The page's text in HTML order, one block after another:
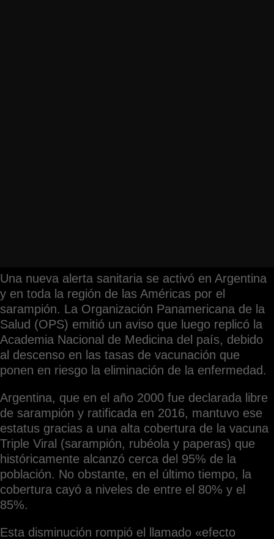
Una nueva alerta sanitaria se activó en Argentina
y en toda la región de las Américas por el
sarampión. La Organización Panamericana de la
Salud (OPS) emitió un aviso que luego replicó la
Academia Nacional de Medicina del país, debido
al descenso en las tasas de vacunación que
ponen en riesgo la eliminación de la enfermedad.
Argentina, que en el año 2000 fue declarada libre
de sarampión y ratificada en 2016, mantuvo ese
estatus gracias a una alta cobertura de la vacuna
Triple Viral (sarampión, rubéola y paperas) que
históricamente alcanzó cerca del 95% de la
población. No obstante, en el último tiempo, la
cobertura cayó a niveles de entre el 80% y el
85%.
Esta disminución rompió el llamado «efecto